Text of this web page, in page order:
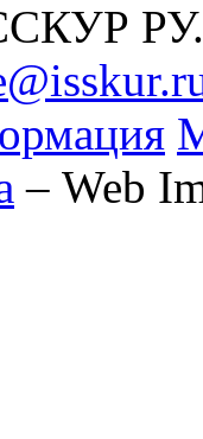
РУ.
– Web